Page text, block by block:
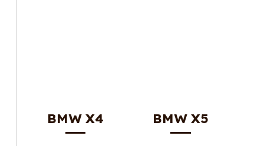
BMW X4 BMW X5